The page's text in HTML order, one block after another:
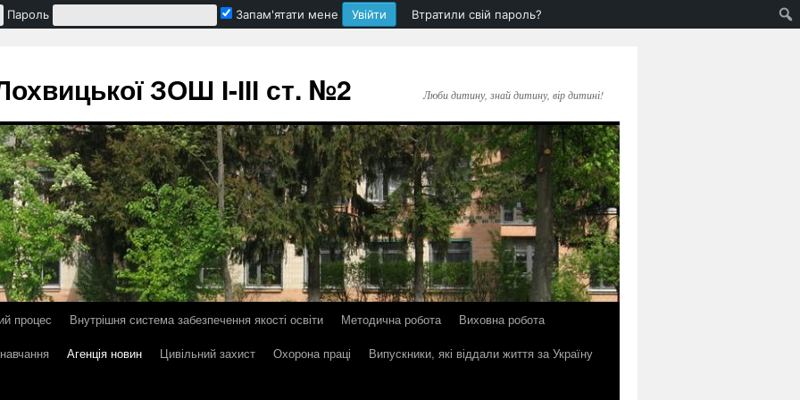
Пароль Запам'ятати мене Втратили свій пароль?
ЗОШ І-ІІІ ст. №2 Люби дитину, знай дитину, вір дитині!
процес Внутрішня система забезпечення якості освіти Методична робота
Виховна робота
Агенція новин Цивільний захист Охорона праці
Випускники, які віддали життя за Україну